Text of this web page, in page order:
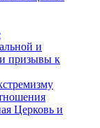
и
призывы к
Церковь и